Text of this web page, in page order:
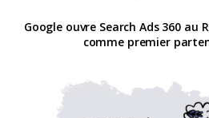
Google ouvre Search Ads 360 au
comme premier